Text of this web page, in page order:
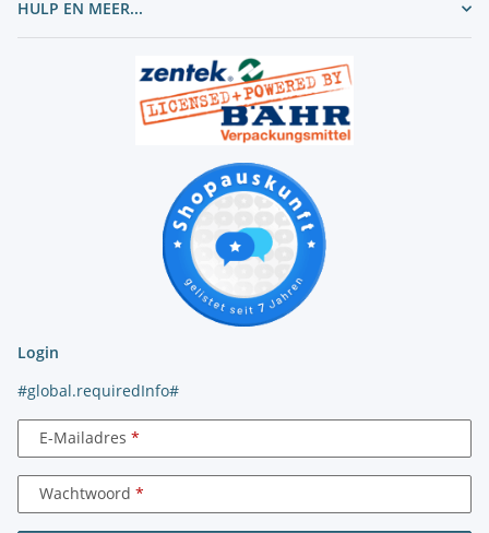
HULP EN MEER...
Login
#global.requiredInfo#
E-Mailadres
Wachtwoord